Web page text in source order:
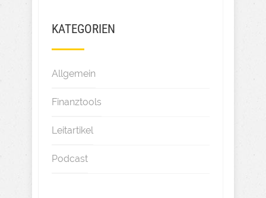
KATEGORIEN
Allgemein
Finanztools
Leitartikel
Podcast